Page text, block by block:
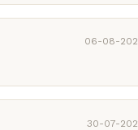
06-08-
30-07-